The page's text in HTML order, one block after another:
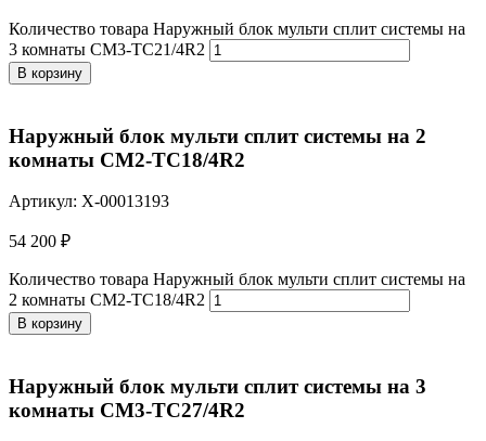
Количество товара Наружный блок мульти сплит системы на
3 комнаты CM3-TC21/4R2
В корзину
Наружный блок мульти сплит системы на 2
комнаты CM2-TC18/4R2
Артикул: X-00013193
54 200 ₽
Количество товара Наружный блок мульти сплит системы на
2 комнаты CM2-TC18/4R2
В корзину
Наружный блок мульти сплит системы на 3
комнаты CM3-TC27/4R2